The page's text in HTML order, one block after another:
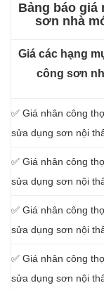
Bảng báo giá
sơn nhà
Giá các hạng
công sơn
✅ Giá nhân công
sửa dụng sơn nội
✅ Giá nhân công
sửa dụng sơn nội
✅ Giá nhân công
sửa dụng sơn nội
✅ Giá nhân công
sửa dụng sơn nội